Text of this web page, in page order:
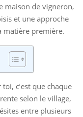
maison de vigneron,
et une approche
matière première.
c’est que chaque
selon le village,
entre plusieurs